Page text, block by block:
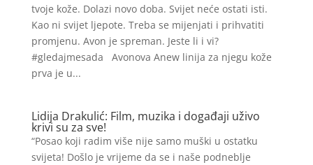
tvoje kože. Dolazi novo doba. Svijet neće ostati isti.
Kao ni svijet ljepote. Treba se mijenjati i prihvatiti
promjenu. Avon je spreman. Jeste li i vi?
#gledajmesada Avonova Anew linija za njegu kože
prva je u...
Lidija Drakulić: Film, muzika i događaji uživo
krivi su za sve!
“Posao koji radim više nije samo muški u ostatku
svijeta! Došlo je vrijeme da se i naše podneblje